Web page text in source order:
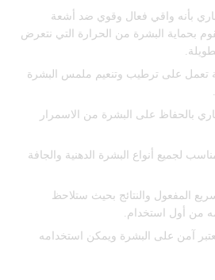
بأنه واقي فعال وقوي ضد أشعة
بحماية البشرة من الحرارة التي نتعرض
تعمل على ترطيب وتنعيم ملمس البشرة
بالحفاظ على البشرة من الاسمرار
لجميع أنواع البشرة الدهنية والجافة
المفعول والنتائج بحيث ستلاحظ
من أول استخدام.
آمن على البشرة ويمكن استخدامه